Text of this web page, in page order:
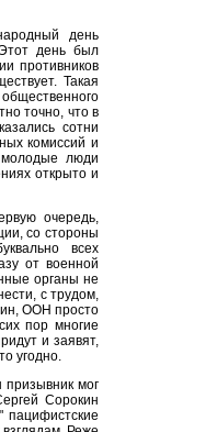
день
день был
противников
Такая
точно, что в
сотни
комиссий и
молодые люди
открыто и
очередь,
со стороны
всех
от военной
органы не
с трудом,
ООН просто
пор многие
и заявят,
угодно.
мог
Сорокин
пацифистские